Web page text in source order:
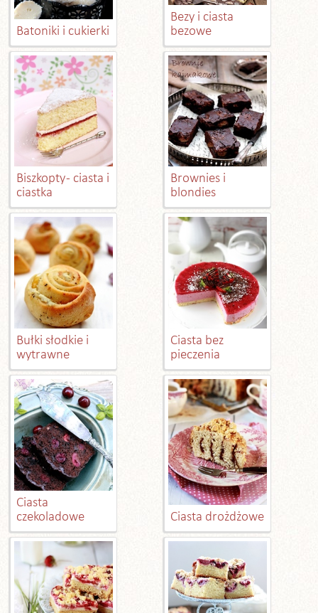
Batoniki i cukierki
Bezy i ciasta
bezowe
Biszkopty - ciasta i
ciastka
Brownies i
blondies
Bułki słodkie i
wytrawne
Ciasta bez
pieczenia
Ciasta
czekoladowe
Ciasta drożdżowe